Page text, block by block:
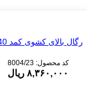
رگال بالای کشوی کمد 140
کد محصول: 8004/23
۸,۳۶۰,۰۰۰ ریال